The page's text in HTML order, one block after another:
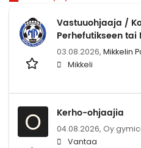
Vastuuohjaaja /
Perhefutikseen
03.08.2026, Mikkelin
Mikkeli
O Kerho-ohjaajia
04.08.2026, Oy
Vantaa